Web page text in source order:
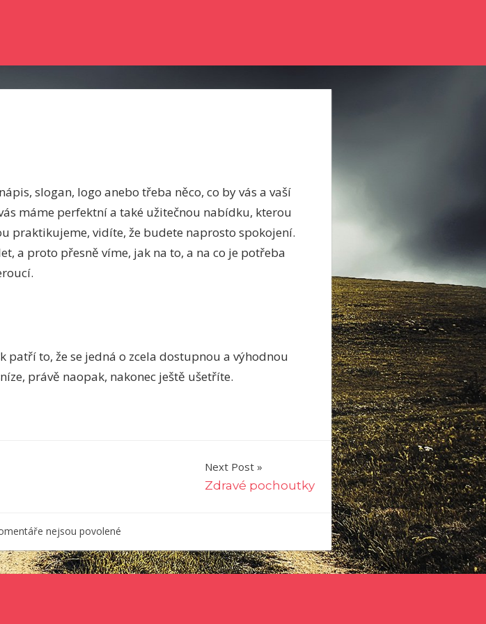
slogan, logo anebo třeba něco, co by vás a vaší
máme perfektní a také užitečnou nabídku, kterou
praktikujeme, vidíte, že budete naprosto spokojení.
a proto přesně víme, jak na to, a na co je potřeba
to, že se jedná o zcela dostupnou a výhodnou
právě naopak, nakonec ještě ušetříte.
Next Post
Zdravé pochoutky
nejsou povolené
textu
s